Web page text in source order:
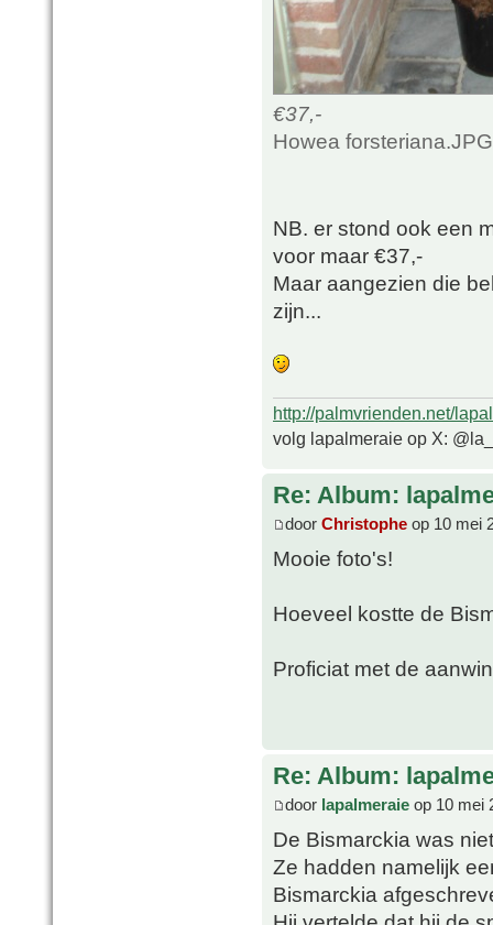
€37,-
Howea
NB. er stond ook een
voor maar €37,-
Maar aangezien die
zijn...
http://palmvrienden.net/
volg lapalmeraie op X:
Re: Album:
door Christophe op 10 mei
Mooie foto's!
Hoeveel kostte de
Proficiat met de
Re: Album:
door lapalmeraie op 10 mei
De Bismarckia was
Ze hadden namelijk
Bismarckia